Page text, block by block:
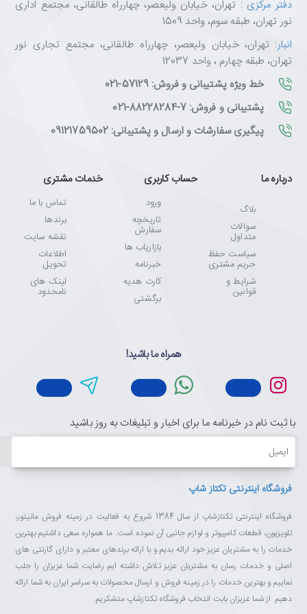
ULTRA HD PREMIUM معیاری جدیدی در تعریف تلویزیون
PREMIUM، نمایش تصویر و صدا از تلویزیون را با بالاترین استاندارد
تلویزیون محیا می‌سازد.
تلویزیون OLED ال‌جی با توانایی تولید و پخش مشکی مطلق و عمیق،
کانال به ‌تازگی تاسیس ‌شده NASA TV UHD را به بهترین شکل ممکن به
نمایش می‌گذارد، و بدین ترتیب مصرف‌کنندگان بیش از پیش تجربه
واقعی بودن در فضا را لمس می‌کنند.
پیکسل‌ها به طور مستقل از یکدیگر همانند یک موجود زنده روشن و
خاموش می‌شوند و مشکی مطلق و رنگ‌های زنده تولید می‌کنند. از آنجا که
دیگر نیاز به نور پس زمینه نمی‌باشد، طراحی LG OLED TV ساختاری
سر حد کمال رسانده است و تا به حال در هیچ تلویزیونی مشاهده نشده
است.
کنتراست بی‌نهایت
ستاره‌ها اوج درخشش را در اوج سیاهی آسمان نمایش می‌دهند. این نوع
سیاهی را تنها از طریق کنتراست بی‌نهایت LG OLED TV، که نتیجه
خاموش و روشن شدن مستقل پیکسل‌هاست (self-lighting pixels)
شاهد می‌باشید.
دفتر مرکزی : تهران، خیابان ولیعصر، چهارراه طالقانی، مجتمع اداری
نور تهران، طبقه سوم، واحد 1509
انبار: تهران، خیابان ولیعصر، چهارراه طالقانی، مجتمع تجاری نور
تهران، طبقه چهارم ، واحد 12037
خط ویژه پشتیبانی و فروش: 57129-021
پشتیبانی و فروش: 7-88228284-021
پیگیری سفارشات و ارسال و پشتیبانی: 09121759502
درباره ما
بلاگ
سوالات
متداول
سیاست حفظ
حریم مشتری
شرایط و
قوانین
حساب کاربری
ورود
تاریخچه
سفارش
بازاریاب ها
خبرنامه
کارت هدیه
برگشتی
خدمات مشتری
تماس با ما
برندها
نقشه سایت
اطلاعات
تحویل
لینک های
نامحدود
همراه ما باشید!
با ثبت نام در خبرنامه ما برای اخبار و تبلیغات به روز باشید
ایمیل
فروشگاه اینترنتی تکتاز شاپ
فروشگاه اینترنتی تکتازشاپ از سال 1384 شروع به فعالیت در زمینه فروش مانیتور،
تلویزیون، قطعات کامپیوتر و لوازم جانبی آن نموده است. ما همواره سعی داشتیم بهترین
خدمات را به مشتریان عزیز خود ارائه بدیم و با ارائه برندهای معتبر و دارای گارنتی های
اصلی و خدمات رسان به مشتریان عزیز تلاش داشته ایم رضایت شما عزیزان را جلب
نماییم و بهترین خدمات را در زمینه فروش و ارسال محصولات به سراسر ایران به شما ارائه
دهیم. از شما عزیزان بابت انتخاب فروشگاه تکتازشاپ متشکریم.